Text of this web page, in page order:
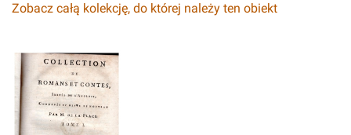
Zobacz całą kolekcję, do której należy ten obiekt